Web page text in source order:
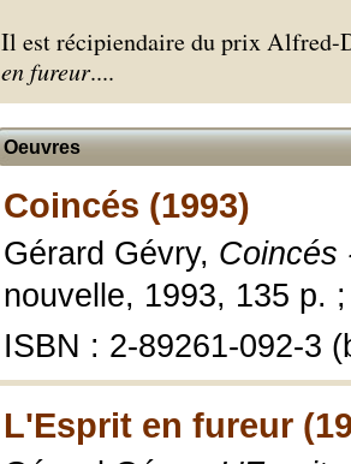
Il est récipiendaire du prix Alfred-
en fureur....
Oeuvres
Coincés (1993)
Gérard Gévry, Coincés
nouvelle, 1993, 135 p.
ISBN : 2-89261-092-3
L'Esprit en fureur